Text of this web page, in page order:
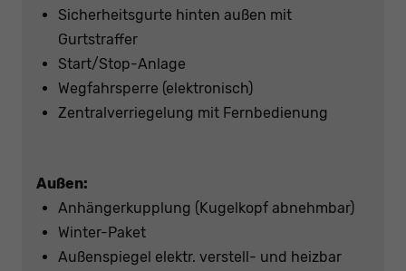
Sicherheitsgurte hinten außen mit
Gurtstraffer
Start/Stop-Anlage
Wegfahrsperre (elektronisch)
Zentralverriegelung mit Fernbedienung
Außen:
Anhängerkupplung (Kugelkopf abnehmbar)
Winter-Paket
Außenspiegel elektr. verstell- und heizbar